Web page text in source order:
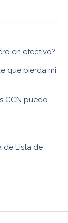
en efectivo?
que pierda mi
CCN puedo
de Lista de